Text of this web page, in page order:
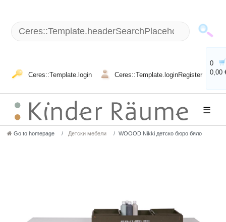
Ceres::Template.login Ceres::Template.loginRegister
0
0,00
☰
Go to homepage Детски мебели WOOOD Nikki детско бюро бяло